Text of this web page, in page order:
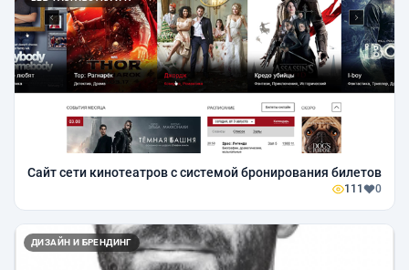
Сайт сети кинотеатров с системой бронирования билетов
111 0
ДИЗАЙН И БРЕНДИНГ